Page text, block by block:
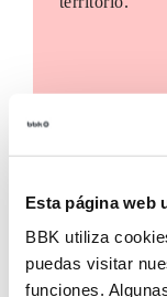
Esta página web
BBK utiliza
puedas visitar
funciones.